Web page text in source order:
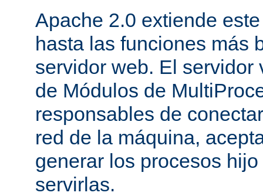
Apache 2.0 extiende
hasta las funciones más
servidor web. El servidor
de Módulos de
responsables de
red de la máquina,
generar los procesos
servirlas.